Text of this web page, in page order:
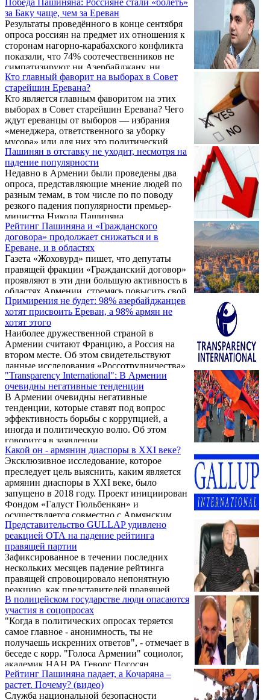
106-м, а Турция — на 94-м.
Победа Пашиняна: Россияне стали «болеть»
за Баку чаще, чем за Ереван
Результаты проведённого в конце сентября
опроса россиян на предмет их отношения к
сторонам нагорно-карабахского конфликта
показали, что 74% соотечественников не
симпатизируют ни Азербайджану, ни
Армении. Еще 8% затруднились ответить.
Однако из 18% определившихся 10% встали
на сторону Азербайджана, и только 8%
оказались за Армению.
Кто главный фаворит на выборах в Совет
старейшин Еревана?
Кто является главным фаворитом на этих
выборах в Совет старейшин Еревана? Чего
ждут ереванцы от выборов — избрания
«менеджера, ответственного за уборку
мусора» или для них это политический
выбор, первый шаг для смены действующей
власти? На эти и другие вопросы ИАЦ
VERELQ ответил руководитель армянского
представительства "GALLUP International
Association" Арам Навасардян.
Пашинян в отставку не уходит, несмотря на
падение популярности
Недавно в Армении были проведены два
опроса, представляющие мнение людей по
разным темам, в том числе по по поводу
резкого падения популярности премьер-
министра Никола Пашиняна.
Рейтинг Пашиняна и «Гражданского
договора» продолжает снижаться и в
Ереване, и в областях
Газета «Жоховурд» пишет, что депутаты
правящей фракции «Гражданский договор»
проявляют в эти дни большую активность в
областях Армении, стремясь повысить свой
рейтинг. Например, в воскресенье Геворк
Папоян, Вагаршак Акопян, Нарек Григорян
и Алхас Казарян посетили Гегаркуникскую
область, провели встречи с жителями.
Губернатор Гегаркуника Карен Саркисян
также присутствовал на встречах.
Примирения не будет: 98% азербайджанцев
хотят присвоить Ереван, а 98% армян не
хотят этого
Наиболее дружественной страной в
Армении считают Францию, а Россия на
втором месте. Об этом свидетельствуют
данные исследования «Россотрудничества»,
проведенного в десяти странах ближнего
зарубежья, передает Verelq.am. Францию
считают дружественным государством 69%
опрошенных, а Россию 54%. При этом
Россию считают угрозой 26%, а Францию
12%. Наиболее недружественными
(отношения с которыми являются
конфликтными и несущими угрозу) в
Армении считают Азербайджан (98%) и
Турцию (92%).
"Transparency International": В Армении
очевидны негативные тенденции
В Армении очевидны негативные
тенденции, которые ставят под вопрос
эффективность борьбы с коррупцией, а
иногда и политическую волю. Об этом
говорится в заявлении
Антикоррупционного центра «Transparency
International», поступившем в Новости
Армении – NEWS.am.
Какой он - армянин диаспоры в XXI веке?
Эксклюзивное исследование, которое
преследует цель выяснить, каким является
армянин диаспоры в XXI веке, было
запущено в 2018 году. Проект инициирован
Фондом «Галуст Гюльбенкян» и
осуществляется совместно с Армянским
фондом в Лондоне. На данный момент
опросы проведены в десяти странах и более
чем в двадцати общинах с участием около
6500 человек. Согласно данным
официального веб-сайта проекта, в 2021
году исследование проводилось и в России
– в армянской общине города Ростов-на-
Дону.
Представительство GULLAP удивлено
реакцией ОТА на падение рейтинга
правящей партии
Зафиксированное в течении последних
нескольких месяцев падение рейтинга
правящей спровоцировало непонятную
реакцию, как представителей правящей
элиты, так и ОТА телевидении, которое
проявляется, ставя под сомнение
опубликованные нами показатели. Об этом
распространил заявление армянский офис
Ассоциации Гэллап Интернейшнл.
В полицейском государстве люди опасаются
участия в соцопросах
"Когда в политических опросах теряется
самое главное - анонимность, ты не
получаешь искренних ответов", - отмечает в
беседе с корр. "Голоса Армении" социолог,
академик НАН РА Геворг Погосян.
Рейтинг Пашиняна падает, а Кочаряна –
растет. Почему? (видео)
Служба национальной безопасности